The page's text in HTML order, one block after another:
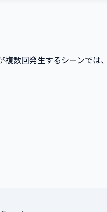
数回発生するシーンでは